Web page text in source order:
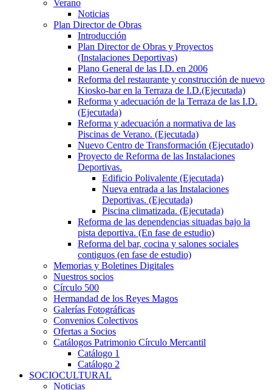
Verano
Noticias
Plan Director de Obras
Introducción
Plan Director de Obras y Proyectos
(Instalaciones Deportivas)
Plano General de las I.D. en 2006
Reforma del restaurante y construcción de nuevo
Kiosko-bar en la Terraza de I.D.(Ejecutada)
Reforma y adecuación de la Terraza de las I.D.
(Ejecutada)
Reforma y adecuación a normativa de las
Piscinas de Verano. (Ejecutada)
Nuevo Centro de Transformación (Ejecutado)
Proyecto de Reforma de las Instalaciones
Deportivas.
Edificio Polivalente (Ejecutada)
Nueva entrada a las Instalaciones
Deportivas. (Ejecutada)
Piscina climatizada. (Ejecutada)
Reforma de las dependencias situadas bajo la
pista deportiva. (En fase de estudio)
Reforma del bar, cocina y salones sociales
contiguos (en fase de estudio)
Memorias y Boletines Digitales
Nuestros socios
Círculo 500
Hermandad de los Reyes Magos
Galerías Fotográficas
Convenios Colectivos
Ofertas a Socios
Catálogos Patrimonio Círculo Mercantil
Catálogo 1
Catálogo 2
SOCIOCULTURAL
Noticias